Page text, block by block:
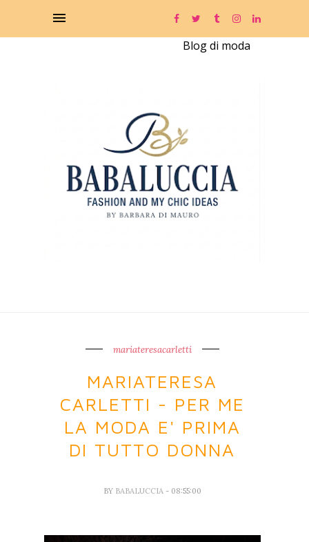
Blog di moda
mariateresacarletti
MARIATERESA
CARLETTI - PER ME
LA MODA E' PRIMA
DI TUTTO DONNA
BY BABALUCCIA - 08:55:00